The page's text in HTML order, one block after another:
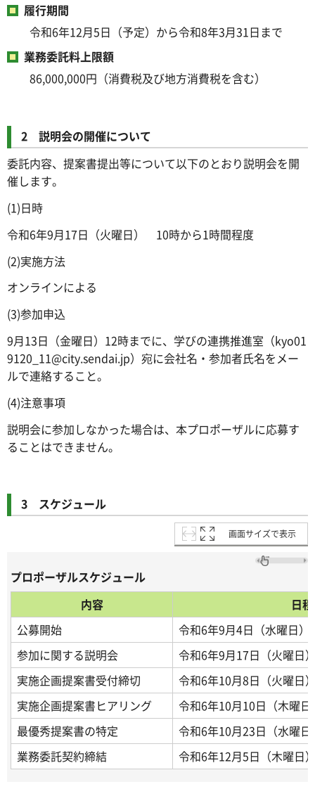
履行期間
令和6年12月5日（予定）から令和8年3月31日まで
業務委託料上限額
86,000,000円（消費税及び地方消費税を含む）
2 説明会の開催について
委託内容、提案書提出等について以下のとおり説明会を開
催します。
(1)日時
令和6年9月17日（火曜日） 10時から1時間程度
(2)実施方法
オンラインによる
(3)参加申込
9月13日（金曜日）12時までに、学びの連携推進室（kyo01
9120_11@city.sendai.jp）宛に会社名・参加者氏名をメー
ルで連絡すること。
(4)注意事項
説明会に参加しなかった場合は、本プロポーザルに応募す
ることはできません。
3 スケジュール
画面サイズで表示
プロポーザルスケジュール
内容
日程
公募開始
令和6年9月4日（水曜日）
参加に関する説明会
令和6年9月17日（火曜日
実施企画提案書受付締切
令和6年10月8日（火曜日
実施企画提案書ヒアリング
令和6年10月10日（木曜
最優秀提案書の特定
令和6年10月23日（水曜日
業務委託契約締結
令和6年12月5日（木曜日